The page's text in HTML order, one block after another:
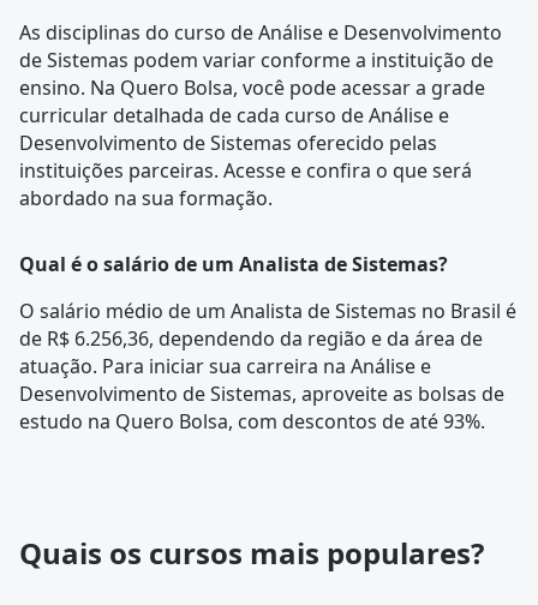
As disciplinas do curso de Análise e Desenvolvimento
de Sistemas podem variar conforme a instituição de
ensino. Na Quero Bolsa, você pode acessar a grade
curriculardetalhada de cada curso de Análise e
Desenvolvimento de Sistemas oferecido pelas
instituições parceiras. Acesse e confira o que será
abordado na sua formação.
Qual é o salário de um Analista de Sistemas?
O salário médio de um Analista de Sistemas no Brasil é
de R$ 6.256,36, dependendo da região e da área de
atuação. Para iniciar sua carreira na Análise e
Desenvolvimento de Sistemas, aproveite as bolsas de
estudo na Quero Bolsa, com descontos de até 93%.
Quais os cursos mais populares?